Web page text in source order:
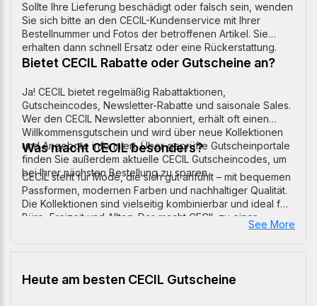
Sollte Ihre Lieferung beschädigt oder falsch sein, wenden
Sie sich bitte an den CECIL-Kundenservice mit Ihrer
Bestellnummer und Fotos der betroffenen Artikel. Sie
erhalten dann schnell Ersatz oder eine Rückerstattung.
Bietet CECIL Rabatte oder Gutscheine an?
Ja! CECIL bietet regelmäßig Rabattaktionen,
Gutscheincodes, Newsletter-Rabatte und saisonale Sales.
Wer den CECIL Newsletter abonniert, erhält oft einen
Willkommensgutschein und wird über neue Kollektionen
und Angebote informiert. Über geprüfte Gutscheinportale
finden Sie außerdem aktuelle CECIL Gutscheincodes, um
bei Ihrer nächsten Bestellung zu sparen.
Was macht CECIL besonders?
CECIL steht für Mode, die sich gut anfühlt – mit bequemen
Passformen, modernen Farben und nachhaltiger Qualität.
Die Kollektionen sind vielseitig kombinierbar und ideal für
Büro, Freizeit und Alltag. Das macht CECIL zu einer
beliebten Marke für Frauen, die Wert auf Stil und Komfort
See More
Heute am besten CECIL Gutscheine